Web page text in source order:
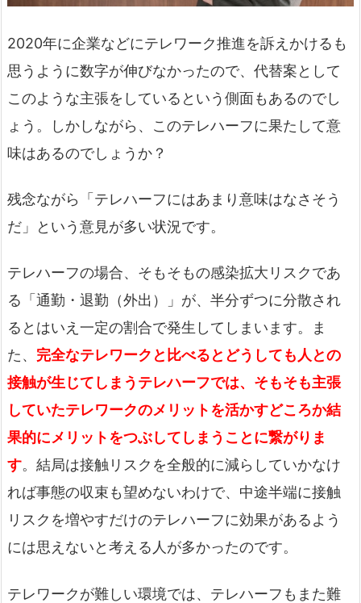
2020年に企業などにテレワーク推進を訴えかけるも
思うように数字が伸びなかったので、代替案として
このような主張をしているという側面もあるのでし
ょう。しかしながら、このテレハーフに果たして意
味はあるのでしょうか？
残念ながら「テレハーフにはあまり意味はなさそう
だ」という意見が多い状況です。
テレハーフの場合、そもそもの感染拡大リスクであ
る「通勤・退勤（外出）」が、半分ずつに分散され
るとはいえ一定の割合で発生してしまいます。ま
た、 完全なテレワークと比べるとどうしても人との
接触が生じてしまうテレハーフでは、そもそも主張
していたテレワークのメリットを活かすどころか結
果的にメリットをつぶしてしまうことに繋がりま
す。結局は接触リスクを全般的に減らしていかなけ
れば事態の収束も望めないわけで、中途半端に接触
リスクを増やすだけのテレハーフに効果があるよう
には思えないと考える人が多かったのです。
テレワークが難しい環境では、テレハーフもまた難